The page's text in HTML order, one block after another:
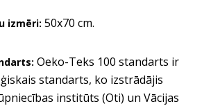
izmēri: 50x70 cm.
Oeko-Teks 100 standarts ir
standarts, ko izstrādājis
institūts (Oti) un Vācijas